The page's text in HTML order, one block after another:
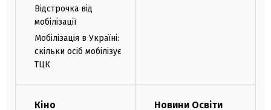
Відстрочка від
мобілізації
Мобілізація в Україні:
скільки осіб мобілізує
ТЦК
Кіно Новини Освіти